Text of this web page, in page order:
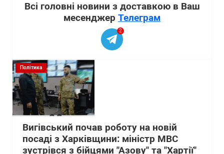
Всі головні новини з доставкою в Ваш
месенджер Телеграм
2
Політика
Вигівський почав роботу на новій
посаді з Харківщини: міністр МВС
зустрівся з бійцями "Азову" та "Хартії"